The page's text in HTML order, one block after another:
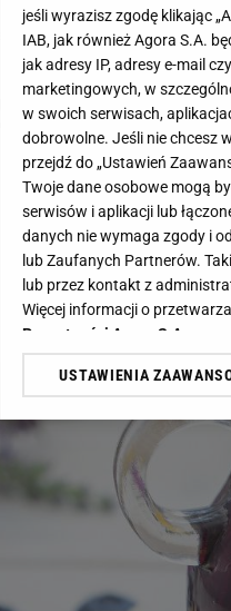
jagód
jeśli wyrazisz zgodę klikając
IAB, jak również Agora S.A.
jak adresy IP, adresy e-mail
marketingowych, w
w swoich serwisach,
dobrowolne. Jeśli nie chcesz
przejdź do „Ustawień
Twoje dane osobowe mogą
serwisów i aplikacji lub
danych nie wymaga zgody i
lub Zaufanych Partnerów.
lub przez kontakt z
Więcej informacji o
Prywatności Agora S.A.
Klikając „Akceptuję”
dotyczące plików cookie,
odnośnik „Ustawienia
plików cookie możliwa jest
My, nasi Zaufani Partnerzy i
Użycie dokładnych danych
Przechowywanie informacji
badnie odbiorców i ulepszanie
USTAWIENIA